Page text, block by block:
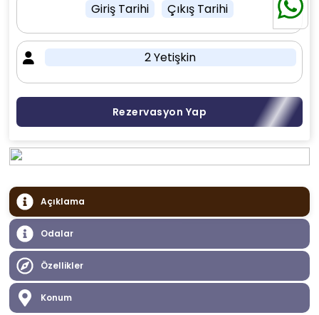
Giriş Tarihi Çıkış Tarihi
2 Yetişkin
Rezervasyon Yap
Açıklama
Odalar
Özellikler
Konum